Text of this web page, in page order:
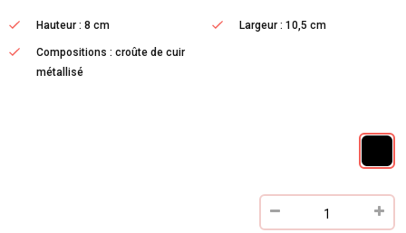
Hauteur : 8 cm Largeur : 10,5 cm
Compositions : croûte de cuir
métallisé